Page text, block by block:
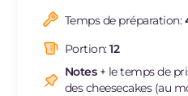
DE
NL
Temps de préparation:
Portion:12
Notes+ le temps de
des cheesecakes (au